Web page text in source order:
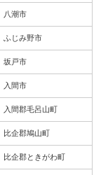
八潮市
ふじみ野市
坂戸市
入間市
入間郡毛呂山町
比企郡鳩山町
比企郡ときがわ町